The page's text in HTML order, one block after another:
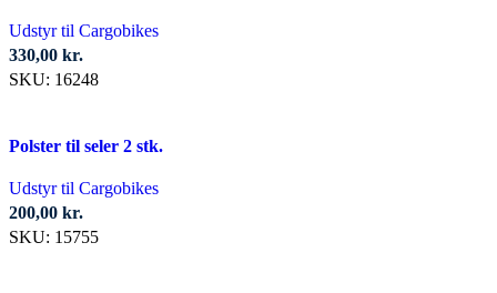
Udstyr til Cargobikes
330,00 kr.
SKU: 16248
Polster til seler 2 stk.
Udstyr til Cargobikes
200,00 kr.
SKU: 15755